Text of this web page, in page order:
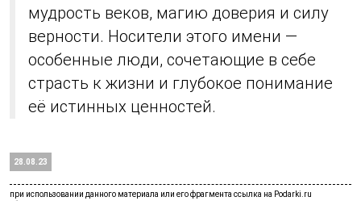
28.08.23
мудрость веков, магию доверия и силу
верности. Носители этого имени —
особенные люди, сочетающие в себе
страсть к жизни и глубокое понимание
её истинных ценностей.